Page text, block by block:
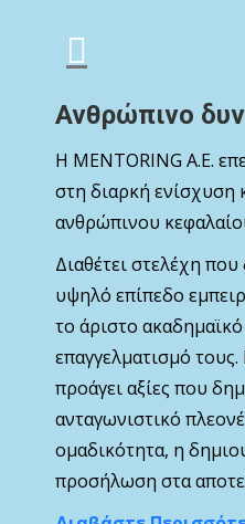
Ανθρώπινο
Η MENTORING Α.Ε.
στη διαρκή ενίσχυση
ανθρώπινου
Διαθέτει στελέχη που
υψηλό επίπεδο
το άριστο
επαγγελματισμό
προάγει αξίες που
ανταγωνιστικό
ομαδικότητα, η
προσήλωση στα